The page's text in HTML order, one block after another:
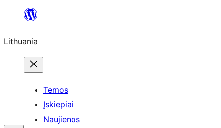
turinio
Lithuania
Temos
Įskiepiai
Naujienos